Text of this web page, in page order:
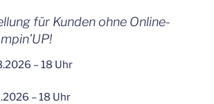
für Kunden ohne Online-
– 18 Uhr
– 18 Uhr